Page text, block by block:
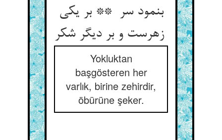
بنمود سر ** بر یکی
زهرست و بر دیگر شکر
Yokluktan
başgösteren her
varlık, birine zehirdir,
öbürüne şeker.